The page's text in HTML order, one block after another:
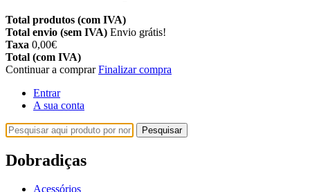
Total produtos (com IVA)
Total envio (sem IVA) Envio grátis!
Taxa 0,00€
Total (com IVA)
Continuar a comprarFinalizar compra
Entrar
A sua conta
Pesquisar
Dobradiças
Acessórios